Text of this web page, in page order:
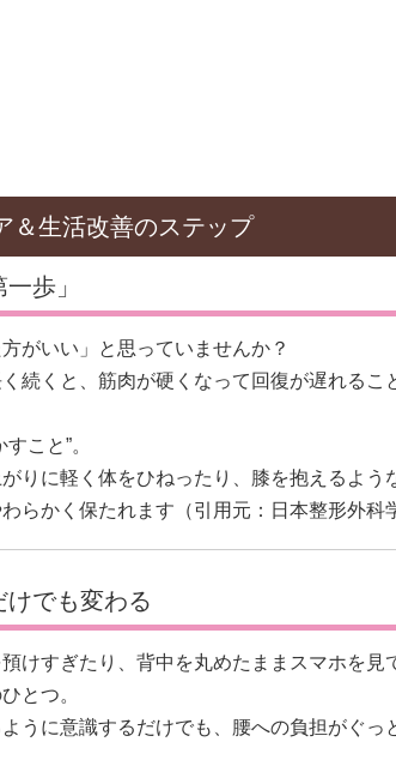
＆生活改善のステップ
歩」
がいい」と思っていませんか？
続くと、筋肉が硬くなって回復が遅れるこ
こと”。
りに軽く体をひねったり、膝を抱えるよう
らかく保たれます（引用元： 日本整形外科
でも変わる
けすぎたり、背中を丸めたままスマホを見
とつ。
うに意識するだけでも、腰への負担がぐっ